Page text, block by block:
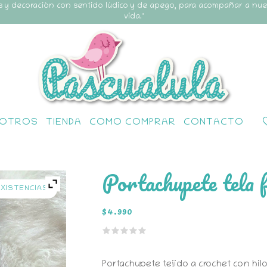
y decoración con sentido lúdico y de apego, para acompañar a
vida."
TIENDA COMO COMPRAR CONTACTO
Portachupete tela
$4.990
Portachupete tejido a crochet con